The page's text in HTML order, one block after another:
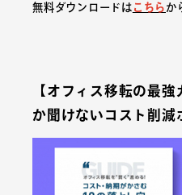
無料ダウンロードは こちら か
【オフィス移転の最
か聞けないコスト削減